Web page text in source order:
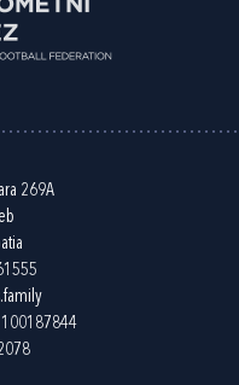
269A